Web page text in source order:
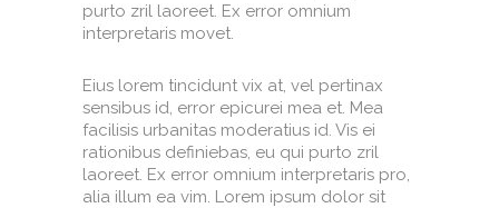
purto zril laoreet. Ex error omnium
interpretaris movet.
Eius lorem tincidunt vix at, vel pertinax
sensibus id, error epicurei mea et. Mea
facilisis urbanitas moderatius id. Vis ei
rationibus definiebas, eu qui purto zril
laoreet. Ex error omnium interpretaris pro,
alia illum ea vim. Lorem ipsum dolor sit